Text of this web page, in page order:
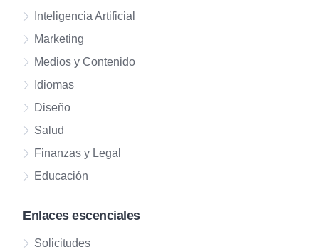
Inteligencia Artificial
Marketing
Medios y Contenido
Idiomas
Diseño
Salud
Finanzas y Legal
Educación
Enlaces escenciales
Solicitudes